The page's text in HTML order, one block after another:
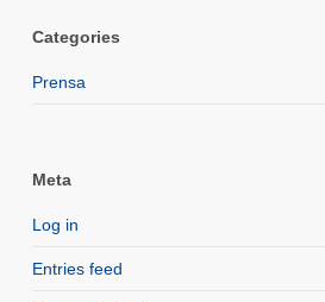
Categories
Prensa
Meta
Log in
Entries feed